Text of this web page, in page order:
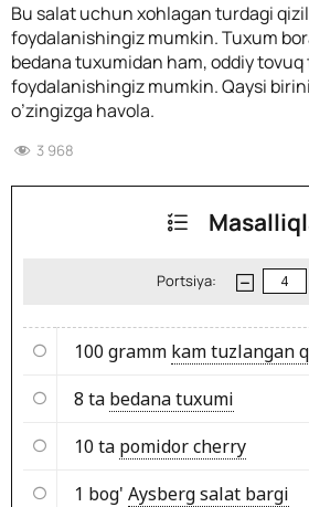
Bu salat uchun xohlagan turdagi
foydalanishingiz mumkin. Tuxum
bedana tuxumidan ham, oddiy
foydalanishingiz mumkin. Qaysi
o’zingizga havola.
3 968
Portsiya:
100 gramm kam tuzlangan
8 ta bedana tuxumi
10 ta pomidor cherry
1 bog' Aysberg salat bargi